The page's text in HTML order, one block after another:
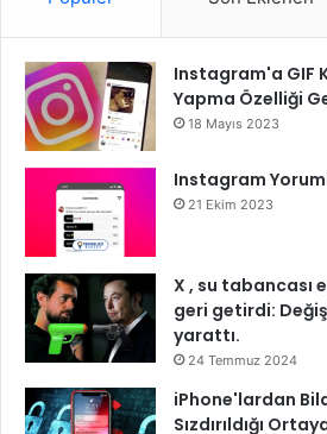
Instagram'a GIF
Yapma Özelliği
18 Mayıs 2023
Instagram
21 Ekim 2023
X , su tabancası
geri getirdi:
yarattı.
24 Temmuz 2024
iPhone'lardan
Sızdırıldığı